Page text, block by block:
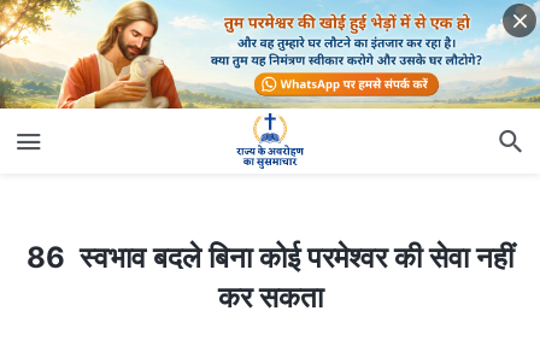
86 स्वभाव बदले बिना कोई परमेश्वर की सेवा नहीं कर सकता
86 स्वभाव बदले बिना कोई परमेश्वर की सेवा नहीं
कर सकता